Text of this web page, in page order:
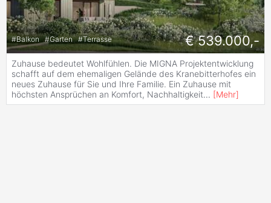
#Balkon #Garten #Terrasse € 539.000,-
Zuhause bedeutet Wohlfühlen. Die MIGNA Projektentwicklung
schafft auf dem ehemaligen Gelände des Kranebitterhofes ein
neues Zuhause für Sie und Ihre Familie. Ein Zuhause mit
höchsten Ansprüchen an Komfort, Nachhaltigkeit... [Mehr]